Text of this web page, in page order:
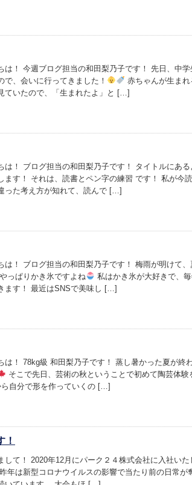
は！ 今週ブログ担当の和田梨乃子です！ 先日、中
で、会いに行ってきました！
赤ちゃんが生まれ
ていたので、「生まれたよ」と […]
は！ ブログ担当の和田梨乃子です！ タイトルにあ
ます！ それは、読書とペン字の練習 です！ 私が今
った考え方が知れて、読んで […]
は！ ブログ担当の和田梨乃子です！ 梅雨が明けて
っぱりかき氷ですよね
私はかき氷が大好きで、
ます！ 最近はSNSで美味し […]
は！ 78kg級 和田梨乃子です！ 蒸し暑かった夏が終
そこで先日、芸術の秋ということで初めて陶芸体験
自分で形を作っていくの […]
！
して！ 2020年12月にパーク２４株式会社に入社い
年は新型コロナウイルスの影響で当たり前の日常が